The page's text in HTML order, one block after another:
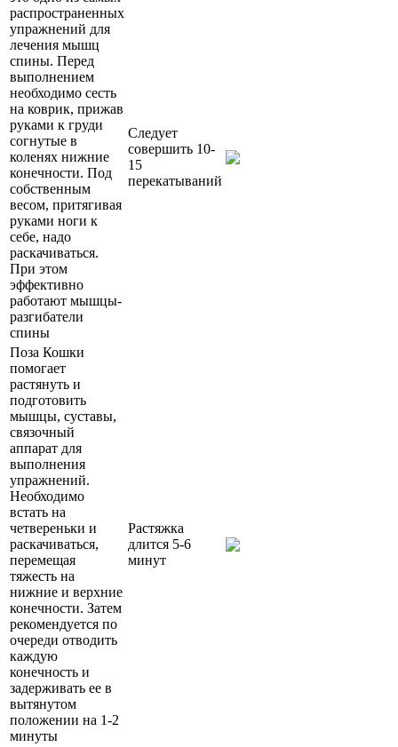
распространенных
упражнений для
лечения мышц
спины. Перед
выполнением
необходимо сесть
на коврик, прижав
руками к груди
согнутые в
коленях нижние
конечности. Под
собственным
весом, притягивая
руками ноги к
себе, надо
раскачиваться.
При этом
эффективно
работают мышцы-
разгибатели
спины
Следует
совершить 10-
15
перекатываний
Поза Кошки
помогает
растянуть и
подготовить
мышцы, суставы,
связочный
аппарат для
выполнения
упражнений.
Необходимо
встать на
четвереньки и
раскачиваться,
перемещая
тяжесть на
нижние и верхние
конечности. Затем
рекомендуется по
очереди отводить
каждую
конечность и
задерживать ее в
вытянутом
положении на 1-2
минуты
Растяжка
длится 5-6
минут